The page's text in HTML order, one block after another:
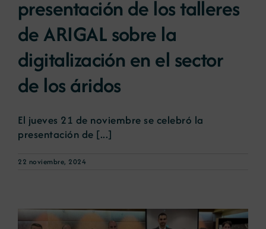
Noticias
Portal de empleo
Contacto
presentación de los talleres
de ARIGAL sobre la
digitalización en el sector
de los áridos
El jueves 21 de noviembre se celebró la
presentación de [...]
22 noviembre, 2024